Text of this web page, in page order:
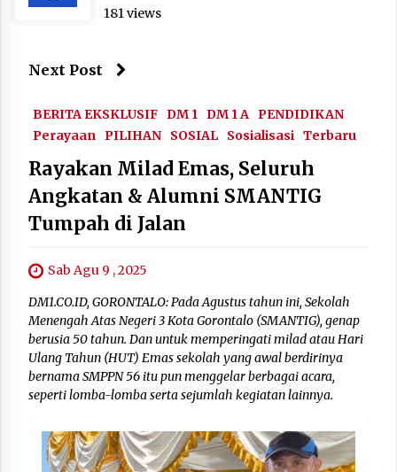
181 views
Next Post
BERITA EKSKLUSIF DM 1 DM 1 A PENDIDIKAN
Perayaan PILIHAN SOSIAL Sosialisasi Terbaru
Rayakan Milad Emas, Seluruh
Angkatan & Alumni SMANTIG
Tumpah di Jalan
Sab Agu 9 , 2025
DM1.CO.ID, GORONTALO: Pada Agustus tahun ini, Sekolah
Menengah Atas Negeri 3 Kota Gorontalo (SMANTIG), genap
berusia 50 tahun. Dan untuk memperingati milad atau Hari
Ulang Tahun (HUT) Emas sekolah yang awal berdirinya
bernama SMPPN 56 itu pun menggelar berbagai acara,
seperti lomba-lomba serta sejumlah kegiatan lainnya.